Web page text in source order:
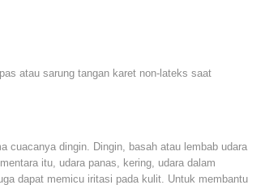
atau sarung tangan karet non-lateks saat
cuacanya dingin. Dingin, basah atau lembab udara
itu, udara panas, kering, udara dalam
dapat memicu iritasi pada kulit. Untuk membantu